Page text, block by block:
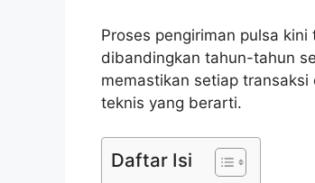
Proses pengiriman pulsa
dibandingkan tahun-tahun
memastikan setiap
teknis yang berarti.
Daftar Isi